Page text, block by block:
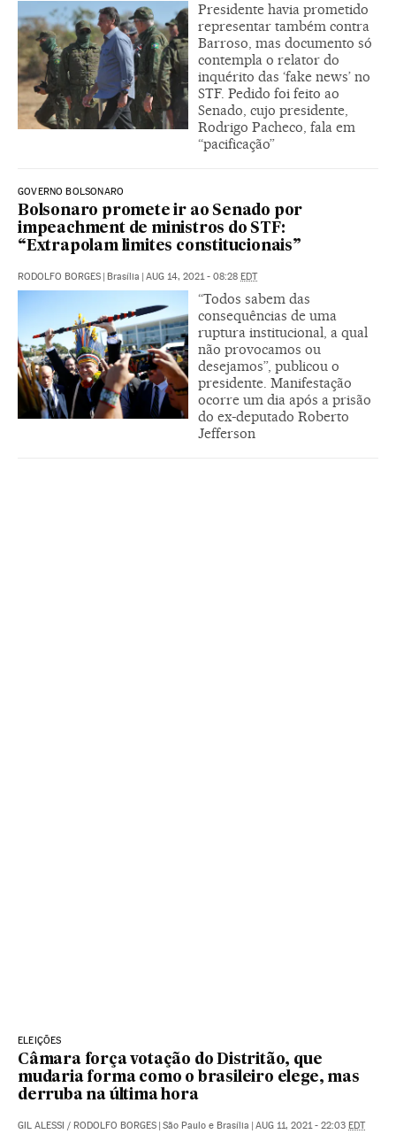
Presidente havia prometido
representar também contra
Barroso, mas documento só
contempla o relator do
inquérito das ‘fake news’ no
STF. Pedido foi feito ao
Senado, cujo presidente,
Rodrigo Pacheco, fala em
“pacificação”
GOVERNO BOLSONARO
Bolsonaro promete ir ao Senado por
impeachment de ministros do STF:
“Extrapolam limites constitucionais”
RODOLFO BORGES Brasília AUG 14, 2021 - 08:28 EDT
“Todos sabem das
consequências de uma
ruptura institucional, a qual
não provocamos ou
desejamos”, publicou o
presidente. Manifestação
ocorre um dia após a prisão
do ex-deputado Roberto
Jefferson
ELEIÇÕES
Câmara força votação do Distritão, que
mudaria forma como o brasileiro elege, mas
derruba na última hora
GIL ALESSI / RODOLFO BORGES São Paulo e Brasília AUG 11, 2021 - 22:03 EDT